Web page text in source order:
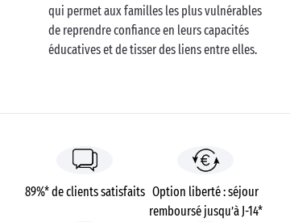
qui permet aux familles les plus vulnérables
de reprendre confiance en leurs capacités
éducatives et de tisser des liens entre elles.
89%* de clients satisfaits Option liberté : séjour
remboursé jusqu’à J-14*